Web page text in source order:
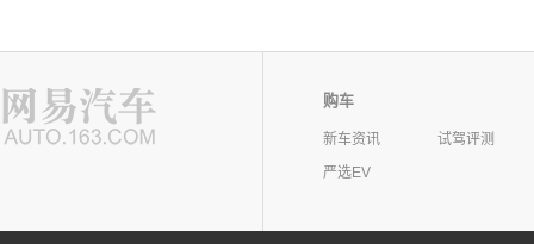
购车
新车资讯
试驾评测
严选EV